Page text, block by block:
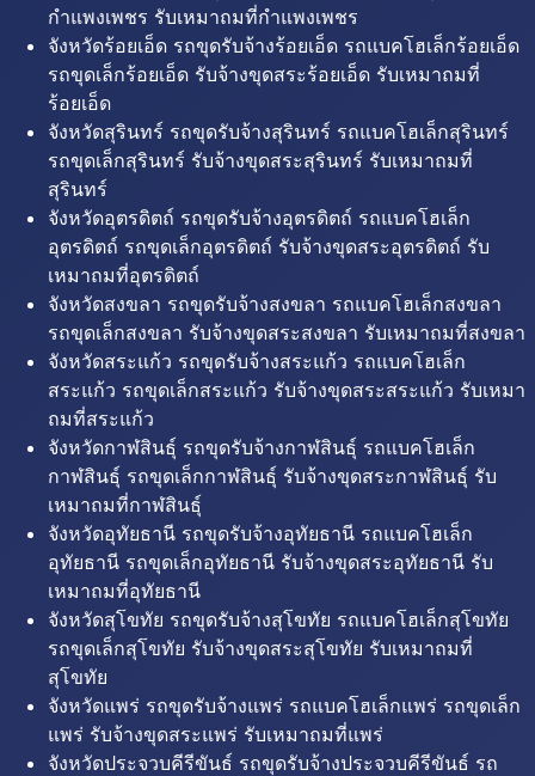
กำแพงเพชร รับเหมาถมที่กำแพงเพชร
จังหวัดร้อยเอ็ด รถขุดรับจ้างร้อยเอ็ด รถแบคโฮเล็กร้อยเอ็ด
รถขุดเล็กร้อยเอ็ด รับจ้างขุดสระร้อยเอ็ด รับเหมาถมที่
ร้อยเอ็ด
จังหวัดสุรินทร์ รถขุดรับจ้างสุรินทร์ รถแบคโฮเล็กสุรินทร์
รถขุดเล็กสุรินทร์ รับจ้างขุดสระสุรินทร์ รับเหมาถมที่
สุรินทร์
จังหวัดอุตรดิตถ์ รถขุดรับจ้างอุตรดิตถ์ รถแบคโฮเล็ก
อุตรดิตถ์ รถขุดเล็กอุตรดิตถ์ รับจ้างขุดสระอุตรดิตถ์ รับ
เหมาถมที่อุตรดิตถ์
จังหวัดสงขลา รถขุดรับจ้างสงขลา รถแบคโฮเล็กสงขลา
รถขุดเล็กสงขลา รับจ้างขุดสระสงขลา รับเหมาถมที่สงขลา
จังหวัดสระแก้ว รถขุดรับจ้างสระแก้ว รถแบคโฮเล็ก
สระแก้ว รถขุดเล็กสระแก้ว รับจ้างขุดสระสระแก้ว รับเหมา
ถมที่สระแก้ว
จังหวัดกาฬสินธุ์ รถขุดรับจ้างกาฬสินธุ์ รถแบคโฮเล็ก
กาฬสินธุ์ รถขุดเล็กกาฬสินธุ์ รับจ้างขุดสระกาฬสินธุ์ รับ
เหมาถมที่กาฬสินธุ์
จังหวัดอุทัยธานี รถขุดรับจ้างอุทัยธานี รถแบคโฮเล็ก
อุทัยธานี รถขุดเล็กอุทัยธานี รับจ้างขุดสระอุทัยธานี รับ
เหมาถมที่อุทัยธานี
จังหวัดสุโขทัย รถขุดรับจ้างสุโขทัย รถแบคโฮเล็กสุโขทัย
รถขุดเล็กสุโขทัย รับจ้างขุดสระสุโขทัย รับเหมาถมที่
สุโขทัย
จังหวัดแพร่ รถขุดรับจ้างแพร่ รถแบคโฮเล็กแพร่ รถขุดเล็ก
แพร่ รับจ้างขุดสระแพร่ รับเหมาถมที่แพร่
จังหวัดประจวบคีรีขันธ์ รถขุดรับจ้างประจวบคีรีขันธ์ รถ